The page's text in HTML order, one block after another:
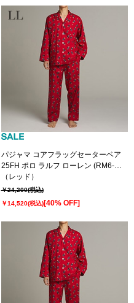
パジャマ コアフラッグセーターベア
25FH ポロ ラルフ ローレン (RM6-
B001）
（レッド）
￥24,200(税込)
￥14,520(税込)[40% OFF]